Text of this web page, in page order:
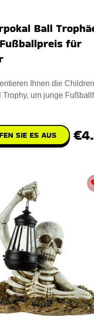
Ball
für
Ihnen die
Trophy, um junge
SIE ES AUS